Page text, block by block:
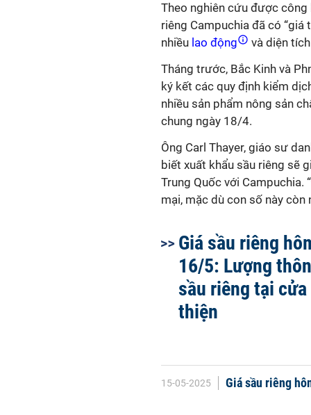
Theo nghiên cứu được
riêng Campuchia đã có
nhiều lao động
và diện
Tháng trước, Bắc Kinh và
ký kết các quy định kiểm
nhiều sản phẩm nông sản
chung ngày 18/4.
Ông Carl Thayer, giáo sư
biết xuất khẩu sầu riêng sẽ
Trung Quốc với Campuchia.
mại, mặc dù con số này còn
Giá sầu riêng
16/5: Lượng
sầu riêng tại
thiện
15-05-2025 Giá sầu riêng